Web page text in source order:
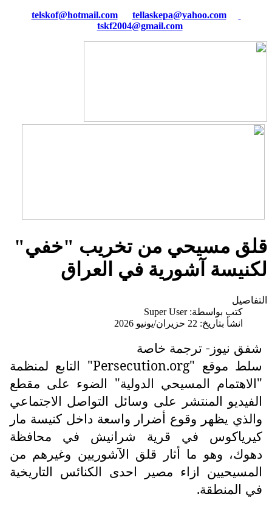
tellaskepa@yahoo.com
tskf2004@gmail.com
قلق مسيحي من تخريب "خفي"
لكنيسة آشورية في العراق
التفاصيل
كتب بواسطة:Super User
انشأ بتاريخ: 22 حزيران/يونيو 2026
شفق نيوز- ترجمة خاصة
سلط موقع "Persecution.org" التابع لمنظمة
"الاهتمام المسيحي الدولية" الضوء على مقطع
الفيديو المنتشر على وسائل التواصل الاجتماعي
والذي يظهر وقوع أضرار واسعة داخل كنيسة مار
كيرياكوس في قرية شرانيش في محافظة
دهوك، وهو ما أثار قلق الآشوريين وغيرهم من
المسيحيين ازاء مصير احدى الكنائس التاريخية
في المنطقة.